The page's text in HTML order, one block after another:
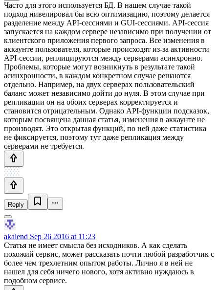
Часто для этого используется БД. В нашем случае такой
подход нивелировал бы всю оптимизацию, поэтому делается
разделение между API-сессиями и GUI-сессиями. API-сессия
запускается на каждом сервере независимо при получении от
клиентского приложения первого запроса. Все изменения в
аккаунте пользователя, которые происходят из-за активности
API-сессии, реплицируются между серверами асинхронно.
Проблемы, которые могут возникнуть в результате такой
асинхронности, в каждом конкретном случае решаются
отдельно. Например, на двух серверах пользовательский
баланс может независимо дойти до нуля. В этом случае при
репликации он на обоих серверах корректируется и
становится отрицательным. Однако API-функции подсказок,
которым посвящена данная статья, изменения в аккаунте не
производят. Это открытая функций, по ней даже статистика
не фиксируется, поэтому тут даже репликация между
серверами не требуется.
Reply
akalend Sep 26 2016 at 11:23
Статья не имеет смысла без исходников. А как сделать
похожий сервис, может рассказать почти любой разработчик с
более чем трехлетним опытом работы. Лично я в ней не
нашел для себя ничего нового, хотя активно нуждаюсь в
подобном сервисе.